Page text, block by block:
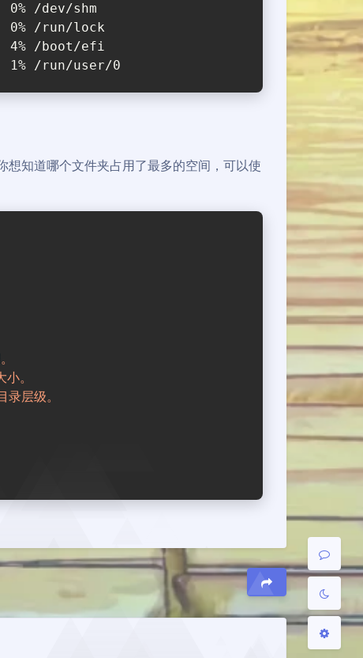
关闭 日落 暗化 灰度
/dev/shm
/run/lock
/boot/efi
/run/user/0
知道哪个文件夹占用了最多的空间，可以使
。
层级。